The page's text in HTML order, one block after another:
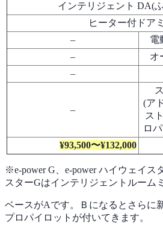
インテリジェント DA(
ヒーター付ドア
–
電
–
オ
–
–
(ア
ス
ロ
¥93,500〜¥132,000
※e-power G、e-power ハイウェイス
スターGはインテリジェントルーム
ベースがAです。Ｂになるとさらに
プロパイロットが付いてきます。